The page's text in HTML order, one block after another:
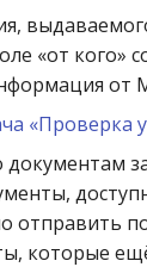
«от
от
«Проверка
которые